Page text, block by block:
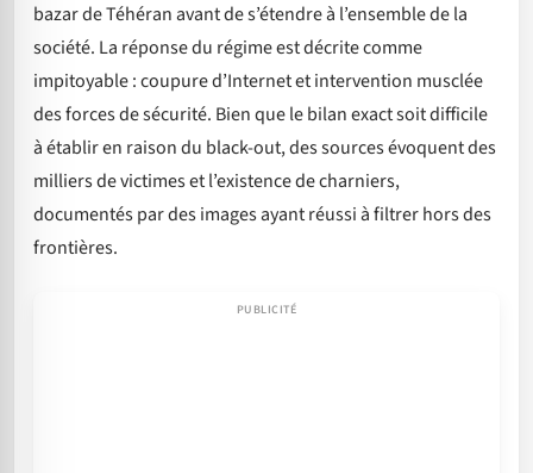
bazar de Téhéran avant de s’étendre à l’ensemble de la
société. La réponse du régime est décrite comme
impitoyable : coupure d’Internet et intervention musclée
des forces de sécurité. Bien que le bilan exact soit difficile
à établir en raison du black-out, des sources évoquent des
milliers de victimes et l’existence de charniers,
documentés par des images ayant réussi à filtrer hors des
frontières.